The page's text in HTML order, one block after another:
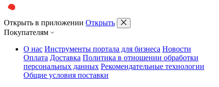
Открыть в приложении Открыть
Покупателям
О нас Инструменты портала для бизнеса Новости
Оплата Доставка Политика в отношении обработки
персональных данных Рекомендательные технологии
Общие условия поставки